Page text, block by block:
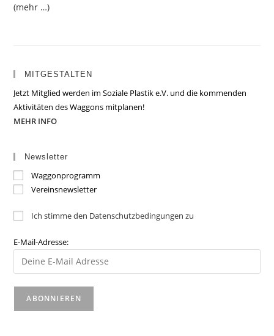
(mehr …)
MITGESTALTEN
Jetzt Mitglied werden im Soziale Plastik e.V. und die kommenden
Aktivitäten des Waggons mitplanen!
MEHR INFO
Newsletter
Waggonprogramm
Vereinsnewsletter
Ich stimme den Datenschutzbedingungen zu
E-Mail-Adresse: